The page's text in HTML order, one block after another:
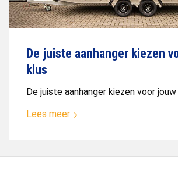
De juiste aanhanger kiezen
klus
De juiste aanhanger kiezen voor jouw
Lees meer